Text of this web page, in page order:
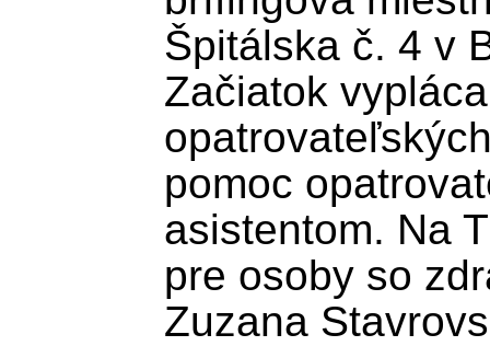
Špitálska č. 4 v
Začiatok
pomoc
asistentom. Na
pre osoby so
Zuzana